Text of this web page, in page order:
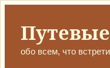
обо всем, что